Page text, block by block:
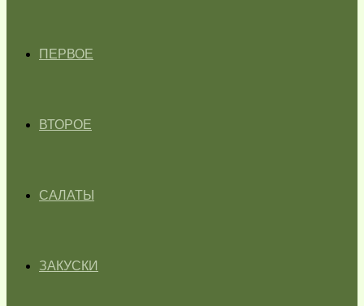
ПЕРВОЕ
ВТОРОЕ
САЛАТЫ
ЗАКУСКИ